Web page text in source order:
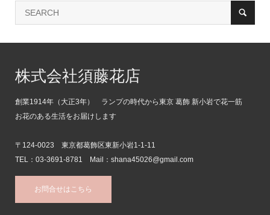
株式会社須藤花店
創業1914年（大正3年） ランプの時代から東京 葛飾 新小岩で花一筋
お花のある生活をお届けします
〒124-0023 東京都葛飾区東新小岩1-1-11
TEL：03-3691-8781 Mail：shana45026@gmail.com
お問合せはこちら